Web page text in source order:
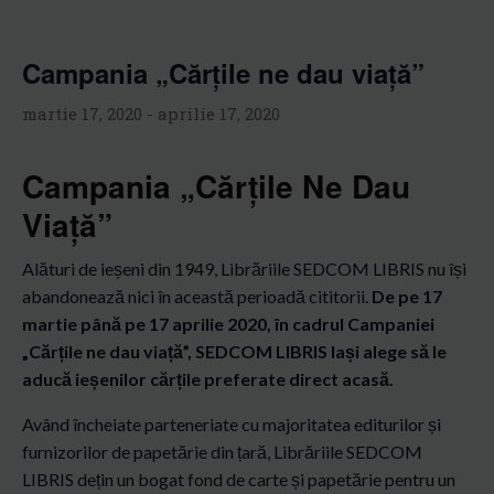
Campania „Cărțile ne dau viață”
martie 17, 2020 - aprilie 17, 2020
Campania „Cărțile Ne Dau
Viață”
Alături de ieșeni din 1949, Librăriile SEDCOM LIBRIS nu își
abandonează nici în această perioadă cititorii. De pe 17
martie până pe 17 aprilie 2020, în cadrul Campaniei
„Cărțile ne dau viață”, SEDCOM LIBRIS Iași alege să le
aducă ieșenilor cărțile preferate direct acasă.
Având încheiate parteneriate cu majoritatea editurilor și
furnizorilor de papetărie din țară, Librăriile SEDCOM
LIBRIS dețin un bogat fond de carte și papetărie pentru un